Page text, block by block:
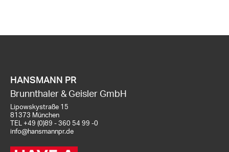
HANSMANN PR
Brunnthaler & Geisler GmbH
Lipowskystraße 15
81373 München
TEL +49 (0)89 - 360 54 99 -0
info@hansmannpr.de